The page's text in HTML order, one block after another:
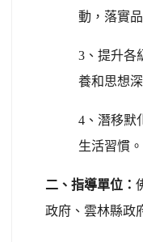
動，落實
3、提升各
養和思想深
4、潛移默
生活習慣。
二、指導單位：
政府、雲林縣政